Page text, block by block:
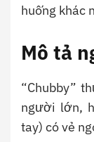
huống khác
Mô tả
“Chubby”
người lớn,
tay) có vẻ